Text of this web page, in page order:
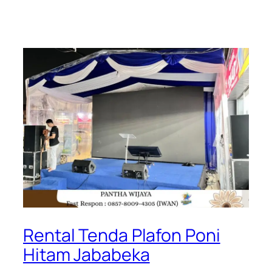
Rental Tenda Plafon Poni
Hitam Jababeka